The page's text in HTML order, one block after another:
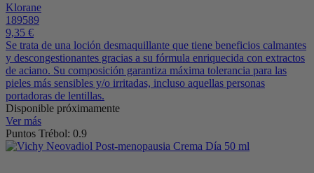
Klorane
189589
9,35 €
Se trata de una loción desmaquillante que tiene beneficios calmantes
y descongestionantes gracias a su fórmula enriquecida con extractos
de aciano. Su composición garantiza máxima tolerancia para las
pieles más sensibles y/o irritadas, incluso aquellas personas
portadoras de lentillas.
Disponible próximamente
Ver más
Puntos Trébol: 0.9